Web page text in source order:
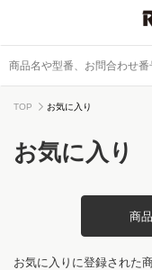
TOP お気に入り
お気に入り
商品
お気に入りに登録された